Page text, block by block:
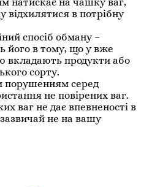
натискає на чашку ваг,
відхилятися в потрібну
спосіб обману –
його в тому, що у вже
вкладають продукти або
сорту.
серед
не повірених ваг.
ваг не дає впевненості в
не на вашу